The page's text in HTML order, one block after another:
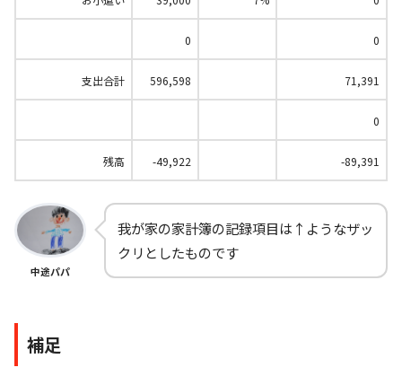
0 0
支出合計 596,598 71,391
0
残高 -49,922 -89,391
中途パパ
我が家の家計簿の記録項目は↑ようなザッ
クリとしたものです
補足